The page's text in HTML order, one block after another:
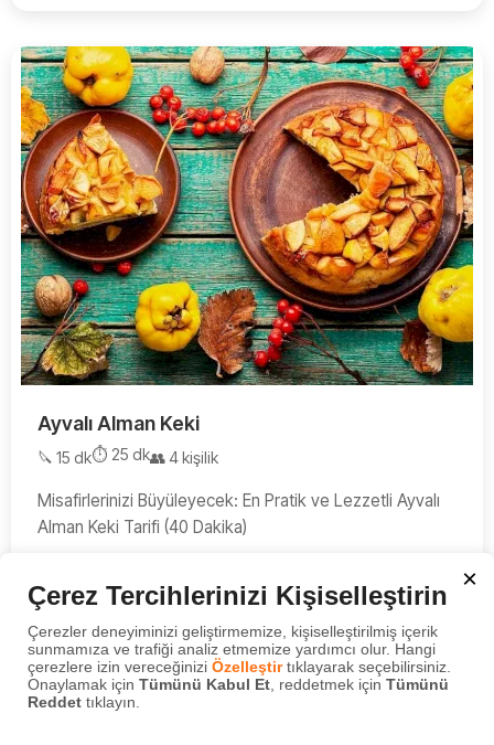
Ayvalı Alman Keki
🔪 15 dk⏱️ 25 dk👥 4 kişilik
Misafirlerinizi Büyüleyecek: En Pratik ve Lezzetli Ayvalı
Alman Keki Tarifi (40 Dakika)
×
Çerez Tercihlerinizi Kişiselleştirin
Çerezler deneyiminizi geliştirmemize, kişiselleştirilmiş içerik
sunmamıza ve trafiği analiz etmemize yardımcı olur. Hangi
çerezlere izin vereceğinizi Özelleştirtıklayarak seçebilirsiniz.
Onaylamak için Tümünü Kabul Et , reddetmek için Tümünü
Reddet tıklayın.